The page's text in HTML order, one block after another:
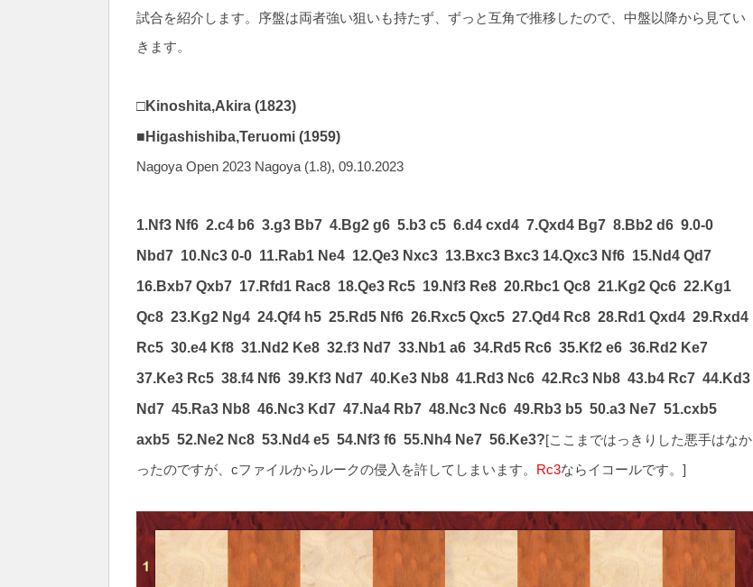
試合を紹介します。序盤は両者強い狙いも持たず、ずっと互角で推移したので、中盤以降から見てい
きます。
□Kinoshita,Akira (1823)
■Higashishiba,Teruomi (1959)
Nagoya Open 2023 Nagoya (1.8), 09.10.2023
1.Nf3 Nf6 2.c4 b6 3.g3 Bb7 4.Bg2 g6 5.b3 c5 6.d4 cxd4 7.Qxd4 Bg7 8.Bb2 d6 9.0-0
Nbd7 10.Nc3 0-0 11.Rab1 Ne4 12.Qe3 Nxc3 13.Bxc3 Bxc3 14.Qxc3 Nf6 15.Nd4 Qd7
16.Bxb7 Qxb7 17.Rfd1 Rac8 18.Qe3 Rc5 19.Nf3 Re8 20.Rbc1 Qc8 21.Kg2 Qc6 22.Kg1
Qc8 23.Kg2 Ng4 24.Qf4 h5 25.Rd5 Nf6 26.Rxc5 Qxc5 27.Qd4 Rc8 28.Rd1 Qxd4 29.Rxd4
Rc5 30.e4 Kf8 31.Nd2 Ke8 32.f3 Nd7 33.Nb1 a6 34.Rd5 Rc6 35.Kf2 e6 36.Rd2 Ke7
37.Ke3 Rc5 38.f4 Nf6 39.Kf3 Nd7 40.Ke3 Nb8 41.Rd3 Nc6 42.Rc3 Nb8 43.b4 Rc7 44.Kd3
Nd7 45.Ra3 Nb8 46.Nc3 Kd7 47.Na4 Rb7 48.Nc3 Nc6 49.Rb3 b5 50.a3 Ne7 51.cxb5
axb5 52.Ne2 Nc8 53.Nd4 e5 54.Nf3 f6 55.Nh4 Ne7 56.Ke3?[ここまではっきりした悪手はなか
ったのですが、cファイルからルークの侵入を許してしまいます。 Rc3ならイコールです。]